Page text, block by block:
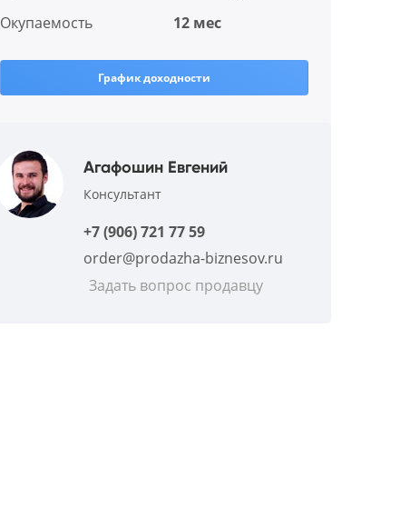
Окупаемость
12 мес
График доходности
Агафошин Евгений
Консультант
+7 (906) 721 77 59
order@prodazha-biznesov.ru
Задать вопрос продавцу